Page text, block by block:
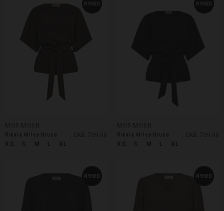
NYHED
XS S M L XL
MOS MOSH
Rikala Miley Bluse DKK 799,00
NYHED
XS S M L XL
MOS MOSH
Rikala Miley Bluse DKK 799,00
NYHED NYHED